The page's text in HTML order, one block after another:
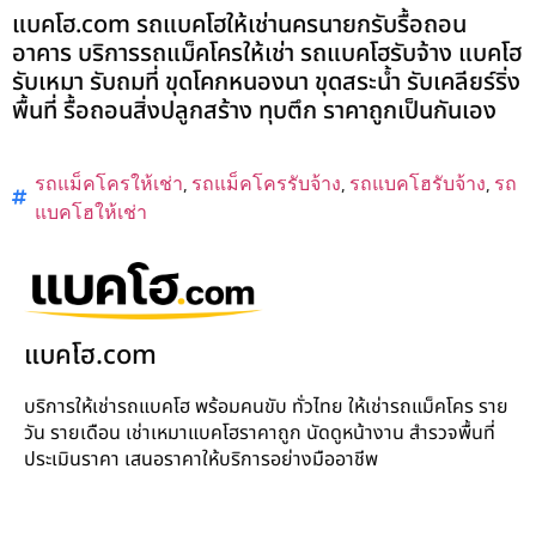
แบคโฮ.com รถแบคโฮให้เช่านครนายกรับรื้อถอน
อาคาร บริการรถแม็คโครให้เช่า รถแบคโฮรับจ้าง แบคโฮ
รับเหมา รับถมที่ ขุดโคกหนองนา ขุดสระน้ำ รับเคลียร์ริ่ง
พื้นที่ รื้อถอนสิ่งปลูกสร้าง ทุบตึก ราคาถูกเป็นกันเอง
รถแม็คโครให้เช่า, รถแม็คโครรับจ้าง, รถแบคโฮรับจ้าง, รถ
แบคโฮให้เช่า
แบคโฮ.com
บริการให้เช่ารถแบคโฮ พร้อมคนขับ ทั่วไทย ให้เช่ารถแม็คโคร ราย
วัน รายเดือน เช่าเหมาแบคโฮราคาถูก นัดดูหน้างาน สำรวจพื้นที่
ประเมินราคา เสนอราคาให้บริการอย่างมืออาชีพ